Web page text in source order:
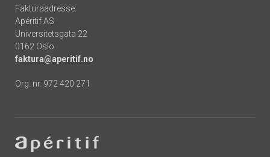
Fakturaadresse:
Apéritif AS
Universitetsgata 22
0162 Oslo
faktura@aperitif.no
Org. nr. 972 420 271